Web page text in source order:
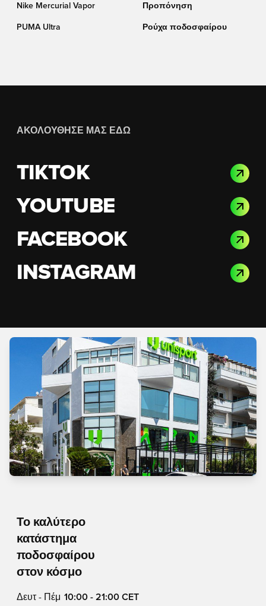
Nike Mercurial Vapor Προπόνηση
PUMA Ultra Ρούχα ποδοσφαίρου
ΑΚΟΛΟΎΘΗΣΈ ΜΑΣ ΕΔΏ
TIKTOK
YOUTUBE
FACEBOOK
INSTAGRAM
Το καλύτερο
κατάστημα
ποδοσφαίρου
στον κόσμο
Δευτ - Πέμ 10:00 - 21:00 CET